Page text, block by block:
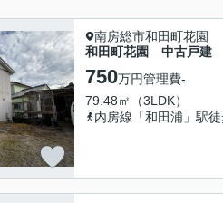
南房総市和田町花園
和田町花園 中古戸建
750万円管理費-
79.48㎡（3LDK）
内房線「和田浦」駅